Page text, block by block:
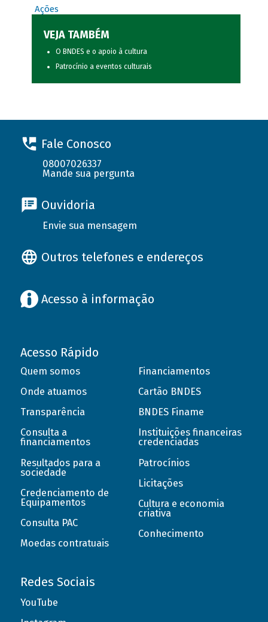
Ações
VEJA TAMBÉM
O BNDES e o apoio à cultura
Patrocínio a eventos culturais
Fale Conosco
08007026337
Mande sua pergunta
Ouvidoria
Envie sua mensagem
Outros telefones e endereços
Acesso à informação
Acesso Rápido
Quem somos
Onde atuamos
Transparência
Consulta a
financiamentos
Resultados para a
sociedade
Credenciamento de
Equipamentos
Consulta PAC
Moedas contratuais
Financiamentos
Cartão BNDES
BNDES Finame
Instituições financeiras
credenciadas
Patrocínios
Licitações
Cultura e economia
criativa
Conhecimento
Redes Sociais
YouTube